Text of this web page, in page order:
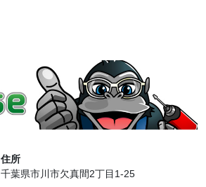
住所
千葉県市川市欠真間2丁目1-25